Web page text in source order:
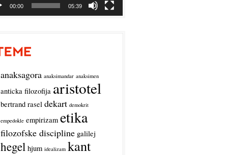
00:00 05:39
anaksagora anaksimandar anaksimen
anticka filozofija aristotel
bertrand rasel dekart demokrit
empedokle empirizam etika
filozofske discipline galilej
hegel hjum idealizam kant